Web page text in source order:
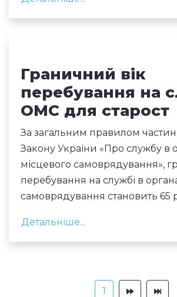
Граничний вік
перебування на
ОМС для старост
За загальним правилом частини
Закону України «Про службу в
місцевого самоврядування»,
перебування на службі в
самоврядування становить 65
Детальніше...
1